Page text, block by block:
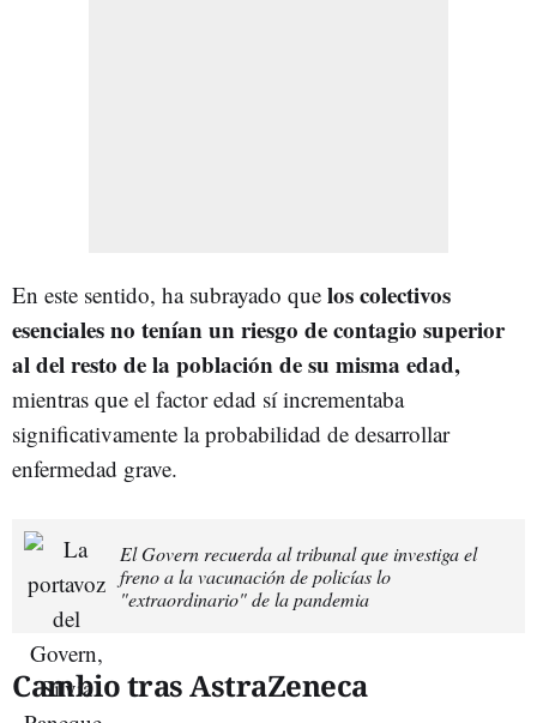
En este sentido, ha subrayado que los colectivos
esenciales no tenían un riesgo de contagio superior
al del resto de la población de su misma edad,
mientras que el factor edad sí incrementaba
significativamente la probabilidad de desarrollar
enfermedad grave.
El Govern recuerda al tribunal que investiga el
freno a la vacunación de policías lo
"extraordinario" de la pandemia
Cambio tras AstraZeneca